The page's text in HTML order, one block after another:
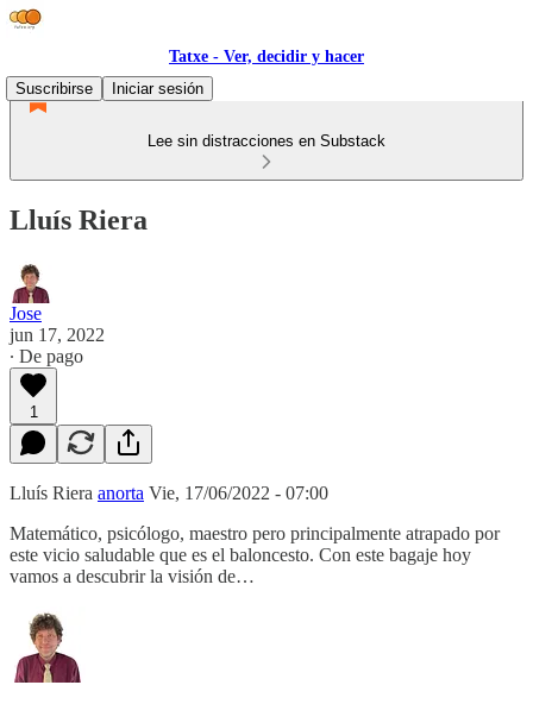
Tatxe - Ver, decidir y hacer
Suscribirse
Iniciar sesión
Lee sin distracciones en Substack
Lluís Riera
Jose
jun 17, 2022
∙ De pago
1
Lluís Riera anorta Vie, 17/06/2022 - 07:00
Matemático, psicólogo, maestro pero principalmente atrapado por
este vicio saludable que es el baloncesto. Con este bagaje hoy
vamos a descubrir la visión de…